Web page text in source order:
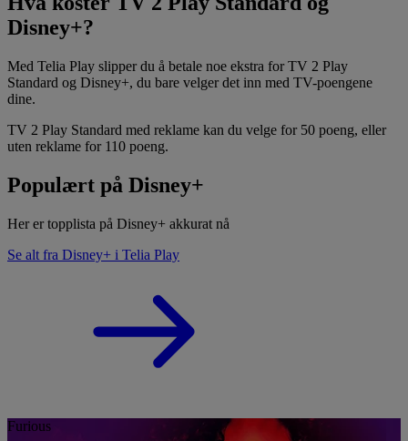
Disney+?
Med Telia Play slipper du å betale noe ekstra for TV 2 Play
Standard og Disney+, du bare velger det inn med TV-poengene
dine.
TV 2 Play Standard med reklame kan du velge for 50 poeng, eller
uten reklame for 110 poeng.
Populært på Disney+
Her er topplista på Disney+ akkurat nå
Se alt fra Disney+ i Telia Play
Furious